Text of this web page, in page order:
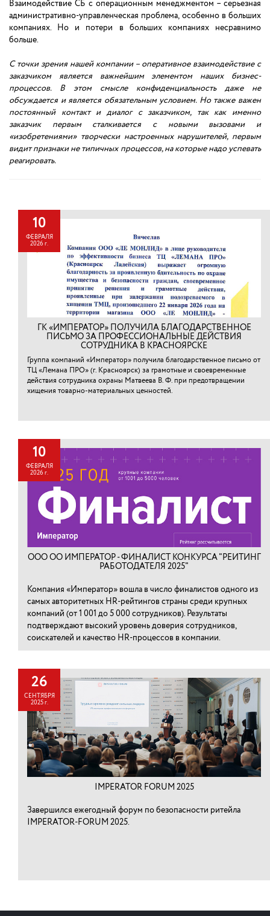
Взаимодействие СБ с операционным менеджментом – серьезная
административно-управленческая проблема, особенно в больших
компаниях. Но и потери в больших компаниях несравнимо
больше.
С точки зрения нашей компании – оперативное взаимодействие с
заказчиком является важнейшим элементом наших бизнес-
процессов. В этом смысле конфиденциальность даже не
обсуждается и является обязательным условием. Но также важен
постоянный контакт и диалог с заказчиком, так как именно
заказчик первым сталкивается с новыми вызовами и
«изобретениями» творчески настроенных нарушителей, первым
видит признаки не типичных процессов, на которые надо успевать
реагировать.
10
ФЕВРАЛЯ
2026 г.
ГК «ИМПЕРАТОР» ПОЛУЧИЛА БЛАГОДАРСТВЕННОЕ
ПИСЬМО ЗА ПРОФЕССИОНАЛЬНЫЕ ДЕЙСТВИЯ
СОТРУДНИКА В КРАСНОЯРСКЕ
Группа компаний «Император» получила благодарственное письмо от
ТЦ «Лемана ПРО» (г. Красноярск) за грамотные и своевременные
действия сотрудника охраны Матвеева В. Ф. при предотвращении
хищения товарно-материальных ценностей.⁠
10
ФЕВРАЛЯ
2026 г.
ООО ОО ИМПЕРАТОР - ФИНАЛИСТ КОНКУРСА "РЕЙТИНГ
РАБОТОДАТЕЛЯ 2025"
Компания «Император» вошла в число финалистов одного из
самых авторитетных HR-рейтингов страны среди крупных
компаний (от 1 001 до 5 000 сотрудников). Результаты
подтверждают высокий уровень доверия сотрудников,
соискателей и качество HR-процессов в компании.
26
СЕНТЯБРЯ
2025 г.
IMPERATOR FORUM 2025
Завершился ежегодный форум по безопасности ритейла
IMPERATOR-FORUM 2025.